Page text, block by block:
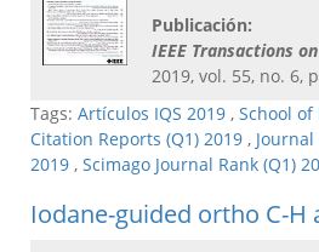
Publicación:
IEEE Transactions
2019, vol. 55, no. 6,
Tags: Artículos IQS 2019 , School
Citation Reports (Q1) 2019 ,
2019 , Scimago Journal Rank (Q1)
Iodane-guided ortho C-H